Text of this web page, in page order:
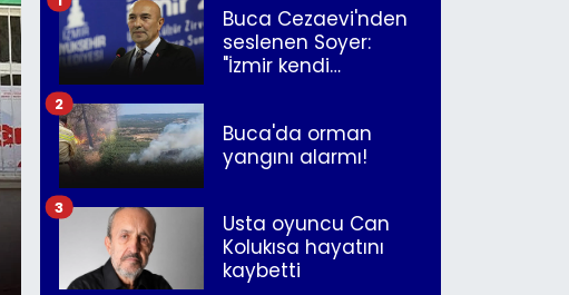
Buca Cezaevi'nden
seslenen Soyer:
"İzmir kendi
Buca'da orman
yangını alarmı!
2
Usta oyuncu Can
Kolukısa hayatını
kaybetti
3